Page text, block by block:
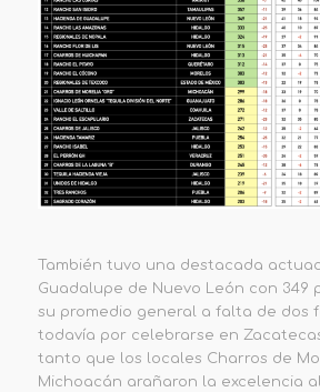
También tuvo una destacada
Guadalupe de Nuevo León con 349
su promedio general a falta de dos
todavía por celebrarse en
tanto que los locales Charros de
Michoacán arañaron la excelencia